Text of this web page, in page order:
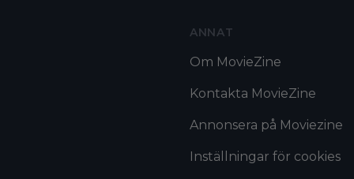
ANNAT
Om MovieZine
Kontakta MovieZine
Annonsera på Moviezine
Inställningar för cookies